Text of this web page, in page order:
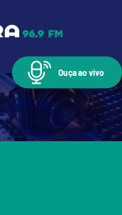
Ouça ao vivo